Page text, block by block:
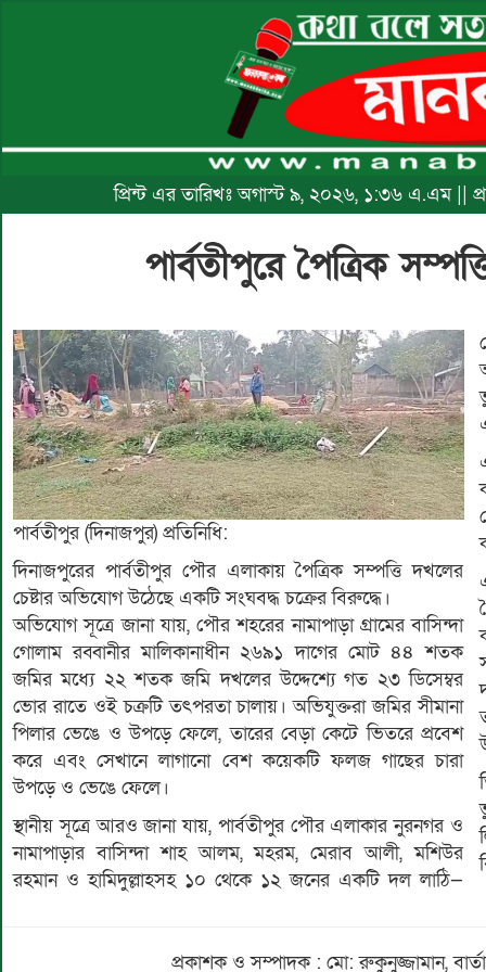
প্রিন্ট এর তারিখঃ অগাস্ট ৯, ২০২৬, ১:৩৬ এ.এম ||
পার্বতীপুরে পৈত্রিক
পার্বতীপুর (দিনাজপুর) প্রতিনিধি:
দিনাজপুরের পার্বতীপুর পৌর এলাকায় পৈত্রিক সম্পত্তি দখলের
চেষ্টার অভিযোগ উঠেছে একটি সংঘবদ্ধ চক্রের বিরুদ্ধে।
অভিযোগ সূত্রে জানা যায়, পৌর শহরের নামাপাড়া গ্রামের বাসিন্দা
গোলাম রব্বানীর মালিকানাধীন ২৬৯১ দাগের মোট ৪৪ শতক
জমির মধ্যে ২২ শতক জমি দখলের উদ্দেশ্যে গত ২৩ ডিসেম্বর
ভোর রাতে ওই চক্রটি তৎপরতা চালায়। অভিযুক্তরা জমির সীমানা
পিলার ভেঙে ও উপড়ে ফেলে, তারের বেড়া কেটে ভিতরে প্রবেশ
করে এবং সেখানে লাগানো বেশ কয়েকটি ফলজ গাছের চারা
উপড়ে ও ভেঙে ফেলে।
স্থানীয় সূত্রে আরও জানা যায়, পার্বতীপুর পৌর এলাকার নুরনগর ও
নামাপাড়ার বাসিন্দা শাহ আলম, মহরম, মেরাব আলী, মশিউর
রহমান ও হামিদুল্লাহসহ ১০ থেকে ১২ জনের একটি দল লাঠি—
প্রকাশক ও সম্পাদক : মো: রুকুনুজ্জামান,